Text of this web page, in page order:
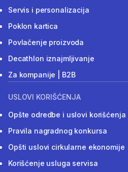
Servis i personalizacija
Poklon kartica
Povlačenje proizvoda
Decathlon iznajmljivanje
Za kompanije | B2B
USLOVI KORIŠĆENJA
Opšte odredbe i uslovi korišćenja
Pravila nagradnog konkursa
Opšti uslovi cirkularne ekonomije
Korišćenje usluga servisa